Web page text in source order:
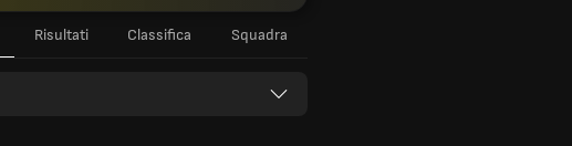
Risultati Classifica Squadra